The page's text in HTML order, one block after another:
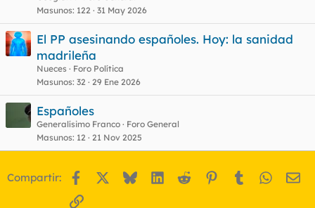
Masunos 122 31 May 2026
El PP asesinando españoles. Hoy: la sanidad
madrileña
Nueces
Foro Política
Masunos 32 29 Ene 2026
Españoles
Generalísimo Franco
Foro General
Masunos 12 21 Nov 2025
Compartir: Facebook BlueskyLinkedIn
Reddit Pinterest
Tumblr
Enlace